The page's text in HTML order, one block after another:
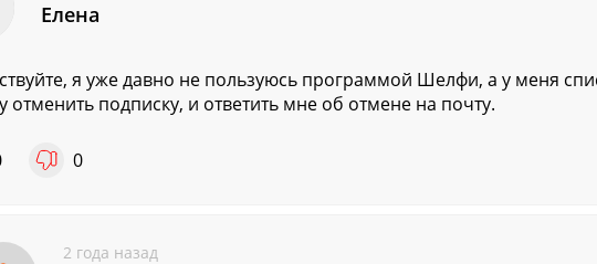
Елена
я уже давно не пользуюсь программой Шелфи, а у меня
подписку, и ответить мне об отмене на почту.
0
2 года назад